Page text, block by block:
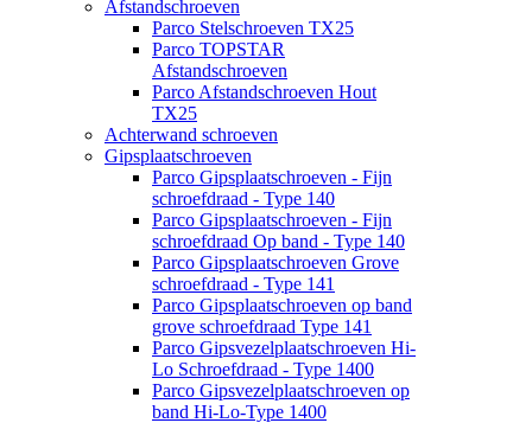
Afstandschroeven
Parco Stelschroeven TX25
Parco TOPSTAR
Afstandschroeven
Parco Afstandschroeven Hout
TX25
Achterwand schroeven
Gipsplaatschroeven
Parco Gipsplaatschroeven - Fijn
schroefdraad - Type 140
Parco Gipsplaatschroeven - Fijn
schroefdraad Op band - Type 140
Parco Gipsplaatschroeven Grove
schroefdraad - Type 141
Parco Gipsplaatschroeven op band
grove schroefdraad Type 141
Parco Gipsvezelplaatschroeven Hi-
Lo Schroefdraad - Type 1400
Parco Gipsvezelplaatschroeven op
band Hi-Lo-Type 1400